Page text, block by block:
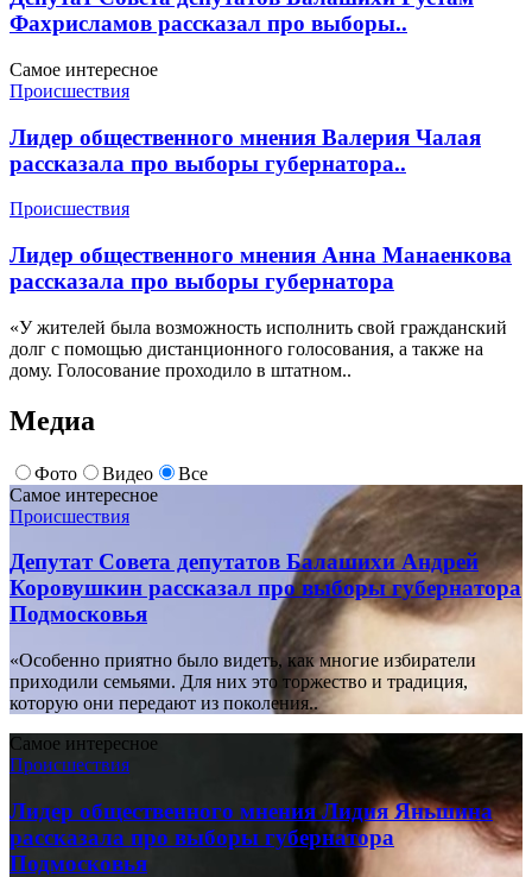
Фахрисламов рассказал про выборы..
Самое интересное
Происшествия
Лидер общественного мнения Валерия Чалая
рассказала про выборы губернатора..
Происшествия
Лидер общественного мнения Анна Манаенкова
рассказала про выборы губернатора
«У жителей была возможность исполнить свой гражданский
долг с помощью дистанционного голосования, а также на
дому. Голосование проходило в штатном..
Медиа
Фото Видео
Все
Самое интересное
Происшествия
Депутат Совета депутатов Балашихи Андрей
Коровушкин рассказал про выборы губернатора
Подмосковья
«Особенно приятно было видеть, как многие избиратели
приходили семьями. Для них это торжество и традиция,
которую они передают из поколения..
Самое интересное
Происшествия
Лидер общественного мнения Лидия Яньшина
рассказала про выборы губернатора
Подмосковья